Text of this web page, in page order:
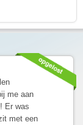
me aan
Er was
met een